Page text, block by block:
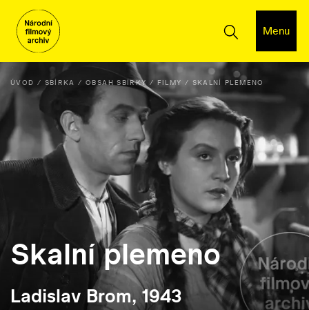
Menu
ÚVOD SBÍRKA OBSAH SBÍRKY FILMY SKALNÍ PLEMENO
Skalní plemeno
Ladislav Brom, 1943